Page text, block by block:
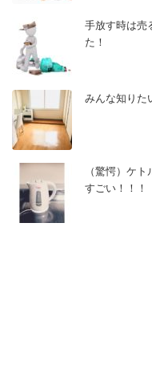
手放す時は売
た！
みんな知りた
（驚愕）ケ
すごい！！！